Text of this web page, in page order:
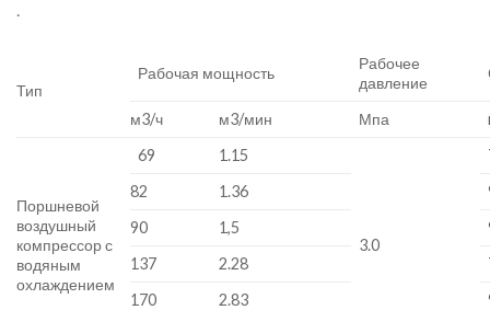
.
Тип
Рабочая мощность
Рабочее
давление
м3/ч м3/мин Мпа
Поршневой
воздушный
компрессор с
водяным
охлаждением
69 1.15
3.0
82
1.36
90
1,5
137
2.28
170
2.83